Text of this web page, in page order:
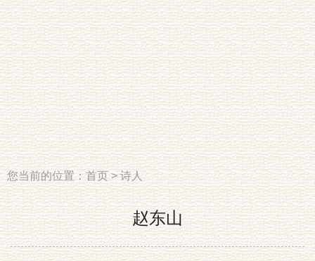
您当前的位置：首页>诗人
赵东山